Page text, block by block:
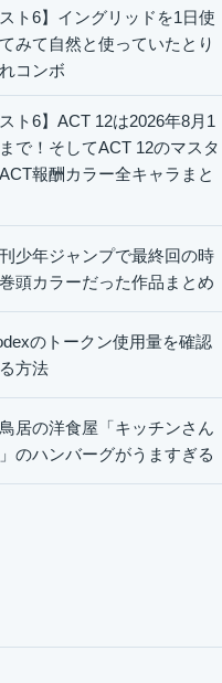
ト6】イングリッドを1日使
みて自然と使っていたとり
コンボ
スト6】ACT 12は2026年8月1
で！そしてACT 12のマスタ
報酬カラー全キャラまと
少年ジャンプで最終回の時
頭カラーだった作品まとめ
のトークン使用量を確認
方法
居の洋食屋「キッチンさん
のハンバーグがうますぎる